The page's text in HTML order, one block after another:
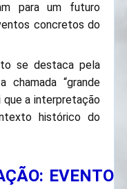
para um futuro
concretos do
se destaca pela
chamada “grande
que a interpretação
histórico do
EVENTO